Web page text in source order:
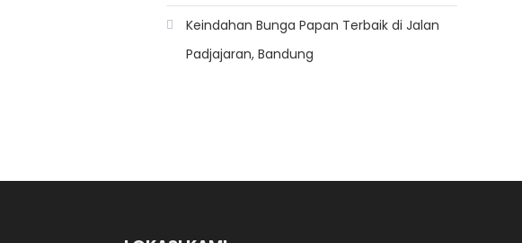
Keindahan Bunga Papan Terbaik di Jalan
Padjajaran, Bandung